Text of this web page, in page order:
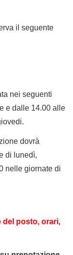
il seguente
nei seguenti
e dalle 14.00 alle
dovrà
di lunedì,
nelle giornate di
del posto, orari,